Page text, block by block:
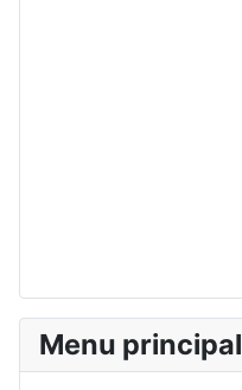
Menu principal